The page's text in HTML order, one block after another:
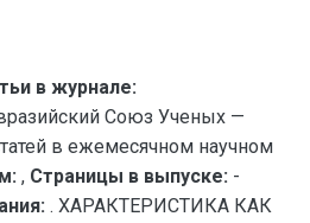
в журнале:
Союз Ученых —
в ежемесячном научном
, Страницы в выпуске: -
. ХАРАКТЕРИСТИКА КАК